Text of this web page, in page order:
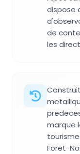
dispose
de
les
marque
Foret-